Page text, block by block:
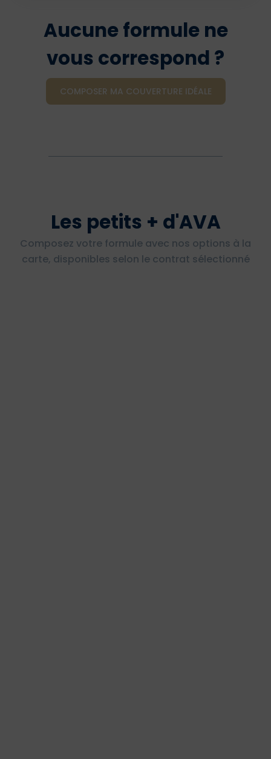
Aucune formule ne
vous correspond ?
COMPOSER MA COUVERTURE IDÉALE
Les petits + d'AVA
Composez votre formule avec nos options à la
carte, disponibles selon le contrat sélectionné